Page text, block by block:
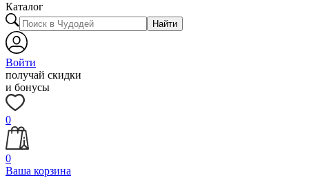
Каталог
Найти
Войти
получай скидки
и бонусы
0
0
Ваша корзина